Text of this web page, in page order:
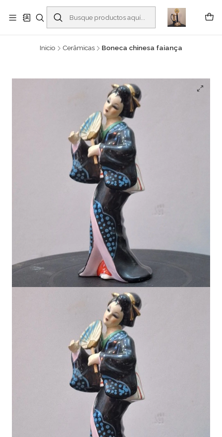
Buscantiguidades - Leilões. Colecionismo e antiguidades em Viana do
Castelo -
Leer más
Inicio Cerâmicas Boneca chinesa faiança